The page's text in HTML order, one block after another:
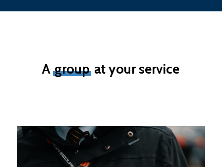
Agroup at your service